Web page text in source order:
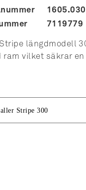
7119779
längdmodell
ram vilket säkrar